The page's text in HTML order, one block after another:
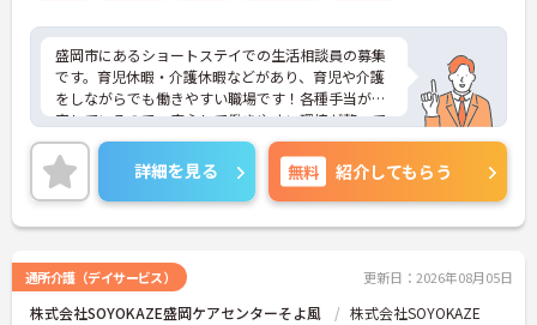
盛岡市にあるショートステイでの生活相談員の募集
です。育児休暇・介護休暇などがあり、育児や介護
をしながらでも働きやすい職場です！各種手当が充
実しているので、安心して働きやすい環境が整って
います♪ご興味ある方は面接ポイントをお伝えしま
すので、お気軽にご連絡ください。
詳細を見る 無料 紹介してもらう
通所介護（デイサービス） 更新日：2026年08月05日
株式会社SOYOKAZE盛岡ケアセンターそよ風 株式会社SOYOKAZE